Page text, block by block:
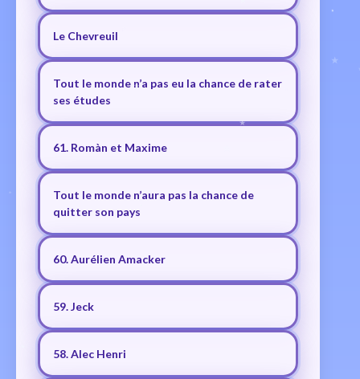
Le Chevreuil
Tout le monde n’a pas eu la chance de rater
ses études
61. Romàn et Maxime
Tout le monde n’aura pas la chance de
quitter son pays
60. Aurélien Amacker
59. Jeck
58. Alec Henri